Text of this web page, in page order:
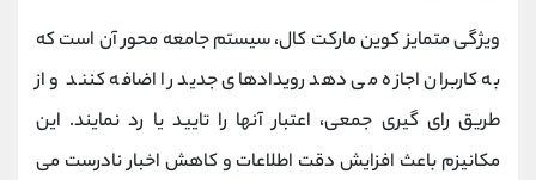
ویژگی متمایز کوین‌ مارکت‌ کال، سیستم جامعه ‌محور آن است که
به کاربران اجازه می ‌دهد رویدادهای جدید را اضافه کنند و از
طریق رای‌ گیری جمعی، اعتبار آنها را تایید یا رد نمایند. این
مکانیزم باعث افزایش دقت اطلاعات و کاهش اخبار نادرست می‌